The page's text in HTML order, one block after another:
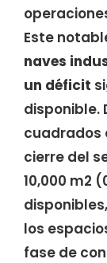
Este
naves
un déficit
disponible.
cuadrados
cierre del
10,000 m2
los
fase de